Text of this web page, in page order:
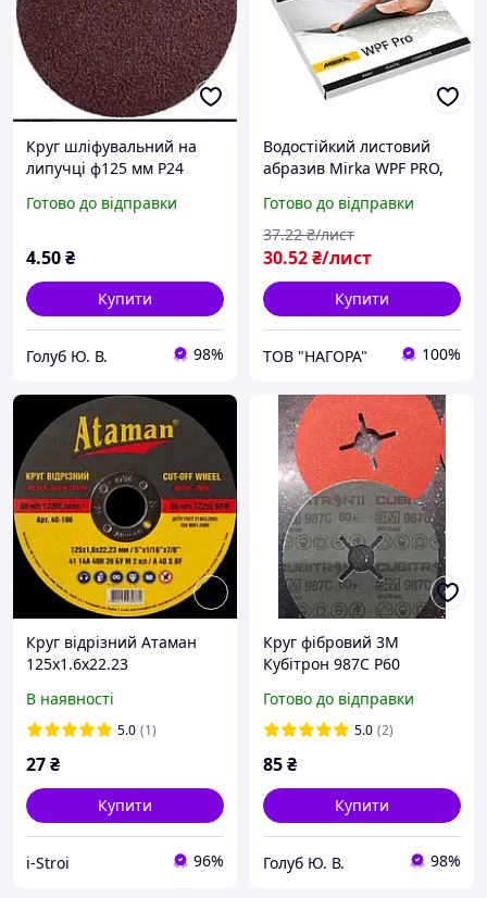
Круг шліфувальний на
липучці ф125 мм Р24
Готово до відправки
4.50₴
Купити
Голуб Ю. В. 98%
Водостійкий листовий
абразив Mirka WPF PRO,
Готово до відправки
30.52₴/лист
37.22 ₴/лист
Купити
ТОВ "НАГОРА" 100%
Круг відрізний Атаман
125х1.6х22.23
В наявності
5.0 (1)
27₴
Купити
i-Stroi 96%
Круг фібровий 3М
Кубітрон 987С Р60
Готово до відправки
5.0 (2)
85₴
Купити
Голуб Ю. В. 98%